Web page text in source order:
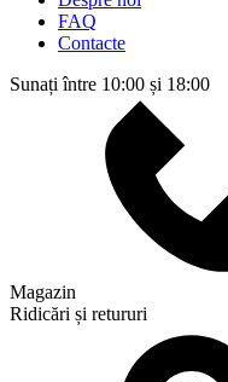
FAQ
Contacte
Sunați între 10:00 și 18:00
Magazin
Ridicări și retururi